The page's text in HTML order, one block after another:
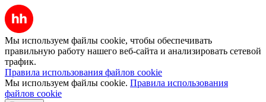
Мы используем файлы cookie, чтобы обеспечивать
правильную работу нашего веб-сайта и анализировать сетевой
трафик.
Правила использования файлов cookie
Мы используем файлы cookie. Правила использования
файлов cookie